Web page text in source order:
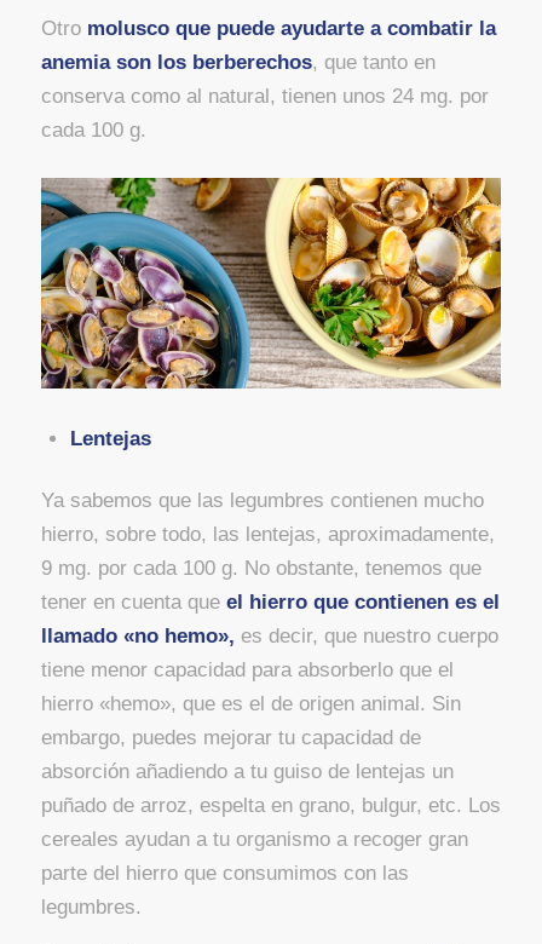
Otro molusco que puede ayudarte a combatir la
anemia son los berberechos, que tanto en
conserva como al natural, tienen unos 24 mg. por
cada 100 g.
Lentejas
Ya sabemos que las legumbres contienen mucho
hierro, sobre todo, las lentejas, aproximadamente,
9 mg. por cada 100 g. No obstante, tenemos que
tener en cuenta que el hierro que contienen es el
llamado «no hemo», es decir, que nuestro cuerpo
tiene menor capacidad para absorberlo que el
hierro «hemo», que es el de origen animal. Sin
embargo, puedes mejorar tu capacidad de
absorción añadiendo a tu guiso de lentejas un
puñado de arroz, espelta en grano, bulgur, etc. Los
cereales ayudan a tu organismo a recoger gran
parte del hierro que consumimos con las
legumbres.